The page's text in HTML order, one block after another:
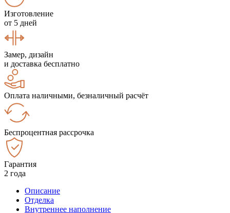
Изготовление
от 5 дней
Замер, дизайн
и доставка бесплатно
Оплата наличными, безналичный расчёт
Беспроцентная рассрочка
Гарантия
2 года
Описание
Отделка
Внутреннее наполнение